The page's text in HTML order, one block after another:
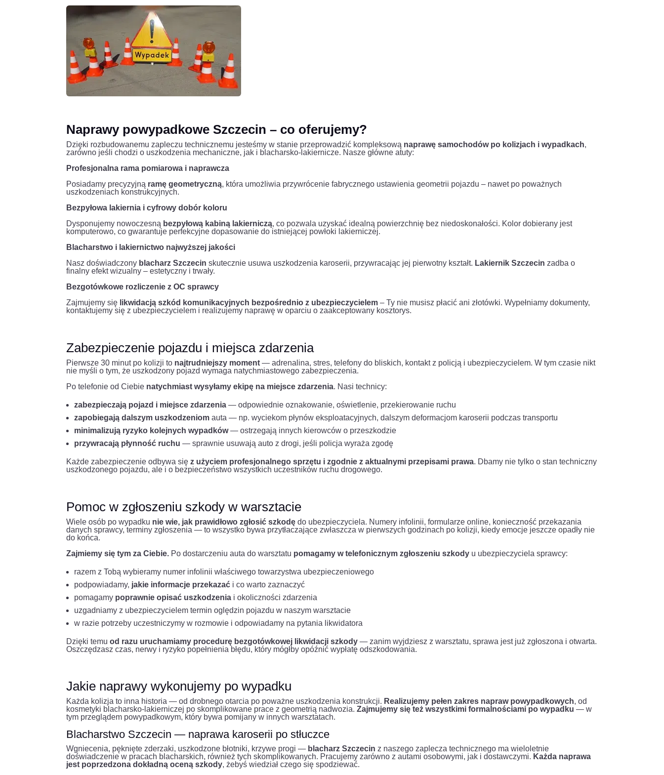
Naprawy powypadkowe Szczecin – co oferujemy?
Dzięki rozbudowanemu zapleczu technicznemu jesteśmy w stanie przeprowadzić kompleksową naprawę samochodów po kolizjach i wypadkach,
zarówno jeśli chodzi o uszkodzenia mechaniczne, jak i blacharsko-lakiernicze. Nasze główne atuty:
Profesjonalna rama pomiarowa i naprawcza
Posiadamy precyzyjną ramę geometryczną, która umożliwia przywrócenie fabrycznego ustawienia geometrii pojazdu – nawet po poważnych
uszkodzeniach konstrukcyjnych.
Bezpyłowa lakiernia i cyfrowy dobór koloru
Dysponujemy nowoczesną bezpyłową kabiną lakierniczą, co pozwala uzyskać idealną powierzchnię bez niedoskonałości. Kolor dobierany jest
komputerowo, co gwarantuje perfekcyjne dopasowanie do istniejącej powłoki lakierniczej.
Blacharstwo i lakiernictwo najwyższej jakości
Nasz doświadczony blacharz Szczecin skutecznie usuwa uszkodzenia karoserii, przywracając jej pierwotny kształt. Lakiernik Szczecin zadba o
finalny efekt wizualny – estetyczny i trwały.
Bezgotówkowe rozliczenie z OC sprawcy
Zajmujemy się likwidacją szkód komunikacyjnych bezpośrednio z ubezpieczycielem – Ty nie musisz płacić ani złotówki. Wypełniamy dokumenty,
kontaktujemy się z ubezpieczycielem i realizujemy naprawę w oparciu o zaakceptowany kosztorys.
Zabezpieczenie pojazdu i miejsca zdarzenia
Pierwsze 30 minut po kolizji to najtrudniejszy moment — adrenalina, stres, telefony do bliskich, kontakt z policją i ubezpieczycielem. W tym czasie nikt
nie myśli o tym, że uszkodzony pojazd wymaga natychmiastowego zabezpieczenia.
Po telefonie od Ciebie natychmiast wysyłamy ekipę na miejsce zdarzenia. Nasi technicy:
zabezpieczają pojazd i miejsce zdarzenia — odpowiednie oznakowanie, oświetlenie, przekierowanie ruchu
zapobiegają dalszym uszkodzeniom auta — np. wyciekom płynów eksploatacyjnych, dalszym deformacjom karoserii podczas transportu
minimalizują ryzyko kolejnych wypadków— ostrzegają innych kierowców o przeszkodzie
przywracają płynność ruchu — sprawnie usuwają auto z drogi, jeśli policja wyraża zgodę
Każde zabezpieczenie odbywa sięz użyciem profesjonalnego sprzętu i zgodnie z aktualnymi przepisami prawa. Dbamy nie tylko o stan techniczny
uszkodzonego pojazdu, ale i o bezpieczeństwo wszystkich uczestników ruchu drogowego.
Pomoc w zgłoszeniu szkody w warsztacie
Wiele osób po wypadku nie wie, jak prawidłowo zgłosić szkodę do ubezpieczyciela. Numery infolinii, formularze online, konieczność przekazania
danych sprawcy, terminy zgłoszenia — to wszystko bywa przytłaczające zwłaszcza w pierwszych godzinach po kolizji, kiedy emocje jeszcze opadły nie
do końca.
Zajmiemy się tym za Ciebie. Po dostarczeniu auta do warsztatu pomagamy w telefonicznym zgłoszeniu szkody u ubezpieczyciela sprawcy:
razem z Tobą wybieramy numer infolinii właściwego towarzystwa ubezpieczeniowego
podpowiadamy, jakie informacje przekazać i co warto zaznaczyć
pomagamy poprawnie opisać uszkodzenia i okoliczności zdarzenia
uzgadniamy z ubezpieczycielem termin oględzin pojazdu w naszym warsztacie
w razie potrzeby uczestniczymy w rozmowie i odpowiadamy na pytania likwidatora
Dzięki temuod razu uruchamiamy procedurę bezgotówkowej likwidacji szkody — zanim wyjdziesz z warsztatu, sprawa jest już zgłoszona i otwarta.
Oszczędzasz czas, nerwy i ryzyko popełnienia błędu, który mógłby opóźnić wypłatę odszkodowania.
Jakie naprawy wykonujemy po wypadku
Każda kolizja to inna historia — od drobnego otarcia po poważne uszkodzenia konstrukcji. Realizujemy pełen zakres napraw powypadkowych, od
kosmetyki blacharsko-lakierniczej po skomplikowane prace z geometrią nadwozia.Zajmujemy się też wszystkimi formalnościami po wypadku — w
tym przeglądem powypadkowym, który bywa pomijany w innych warsztatach.
Blacharstwo Szczecin — naprawa karoserii po stłuczce
Wgniecenia, pęknięte zderzaki, uszkodzone błotniki, krzywe progi — blacharz Szczecin z naszego zaplecza technicznego ma wieloletnie
doświadczenie w pracach blacharskich, również tych skomplikowanych. Pracujemy zarówno z autami osobowymi, jak i dostawczymi. Każda naprawa
jest poprzedzona dokładną oceną szkody, żebyś wiedział czego się spodziewać.